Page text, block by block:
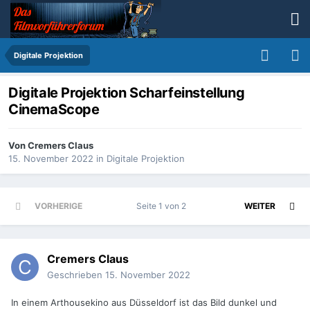
Digitale Projektion
Digitale Projektion Scharfeinstellung
CinemaScope
VonCremers Claus
15. November 2022 in Digitale Projektion
VORHERIGE WEITER
Seite 1 von 2
Cremers Claus
Geschrieben 15. November 2022
In einem Arthousekino aus Düsseldorf ist das Bild dunkel und